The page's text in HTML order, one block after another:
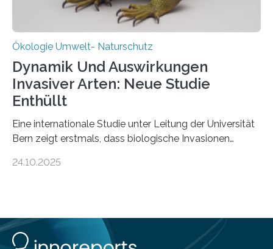
Ökologie Umwelt- Naturschutz
Dynamik Und Auswirkungen
Invasiver Arten: Neue Studie
Enthüllt
Eine internationale Studie unter Leitung der Universität
Bern zeigt erstmals, dass biologische Invasionen
Einige Auswirkungen, insbesondere der durch invasive
des Nährstoffgehalts im Boden, klingen mit
zunehmender Dauer der Invasionen oft ab. Die
24.10.2025